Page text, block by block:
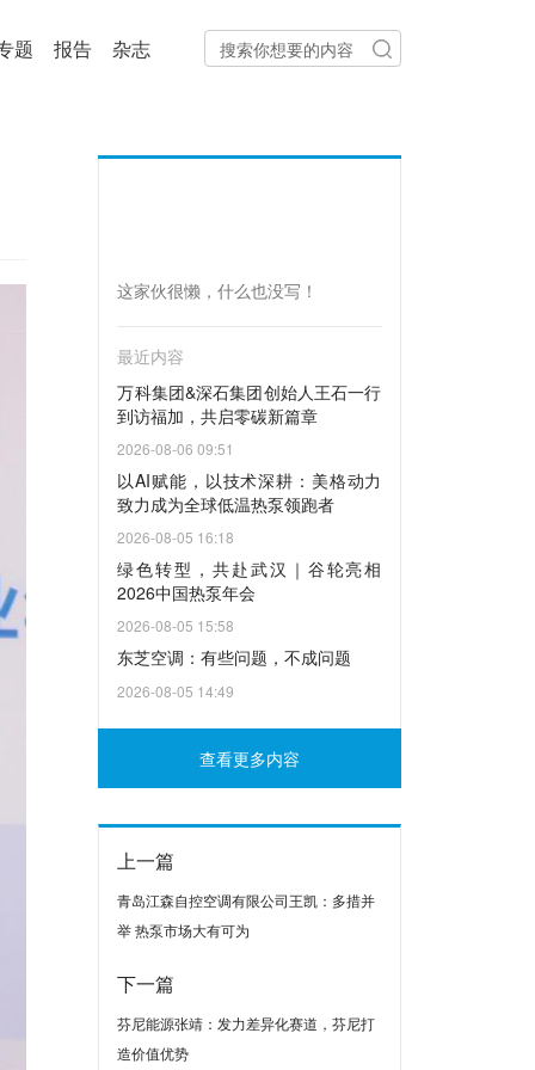
题 报告 杂志
这家伙很懒，什么也没写！
最近内容
万科集团&深石集团创始人王石一行
到访福加，共启零碳新篇章
2026-08-06 09:51
以AI赋能，以技术深耕：美格动力
致力成为全球低温热泵领跑者
2026-08-05 16:18
绿色转型，共赴武汉｜谷轮亮相
2026中国热泵年会
2026-08-05 15:58
东芝空调：有些问题，不成问题
2026-08-05 14:49
查看更多内容
上一篇
青岛江森自控空调有限公司王凯：多措并
举 热泵市场大有可为
下一篇
芬尼能源张靖：发力差异化赛道，芬尼打
造价值优势